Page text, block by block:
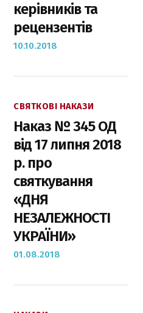
керівників та
рецензентів
10.10.2018
СВЯТКОВІ НАКАЗИ
Наказ № 345 ОД
від 17 липня 2018
р. про
святкування
«ДНЯ
НЕЗАЛЕЖНОСТІ
УКРАЇНИ»
01.08.2018